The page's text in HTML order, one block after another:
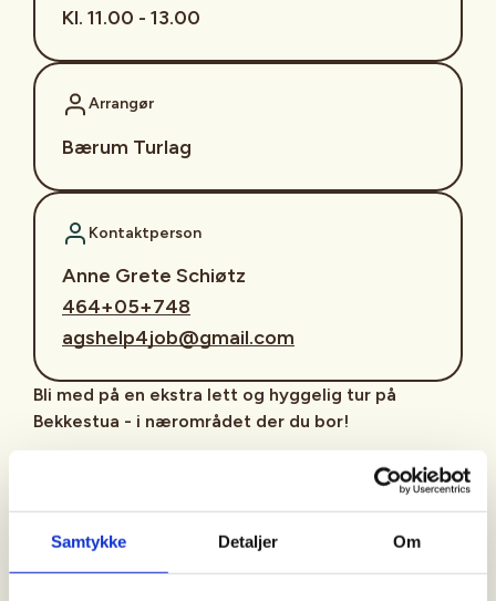
Samtykke Detaljer Om
Kl. 11.00 - 13.00
Arrangør
Bærum Turlag
Kontaktperson
Anne Grete Schiøtz
464+05+748
agshelp4job@gmail.com
Bli med på en ekstra lett og hyggelig tur på
Bekkestua - i nærområdet der du bor!
I samarbeid med Presterud gård Nærmiljøsentral
tilbyr DNT Bærum Turlag nærturer i friluft hver
arrangeres i all slags vær - hele året. Turene er et
lavterskeltilbud tilpasset seniorer, med en lengde